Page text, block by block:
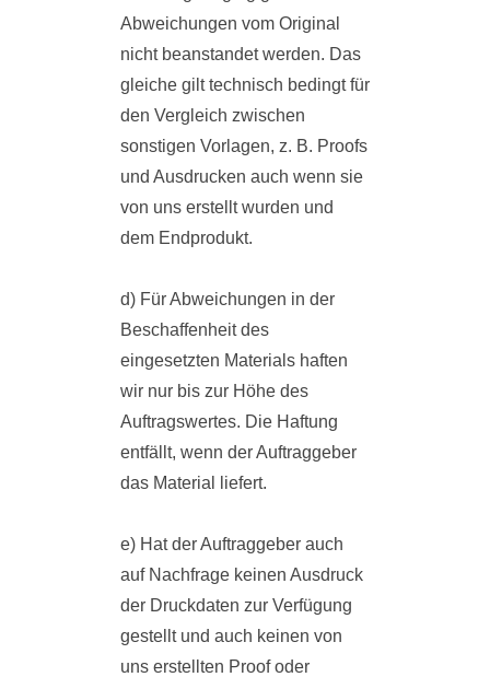
Abweichungen vom Original
nicht beanstandet werden. Das
gleiche gilt technisch bedingt für
den Vergleich zwischen
sonstigen Vorlagen, z. B. Proofs
und Ausdrucken auch wenn sie
von uns erstellt wurden und
dem Endprodukt.
d) Für Abweichungen in der
Beschaffenheit des
eingesetzten Materials haften
wir nur bis zur Höhe des
Auftragswertes. Die Haftung
entfällt, wenn der Auftraggeber
das Material liefert.
e) Hat der Auftraggeber auch
auf Nachfrage keinen Ausdruck
der Druckdaten zur Verfügung
gestellt und auch keinen von
uns erstellten Proof oder